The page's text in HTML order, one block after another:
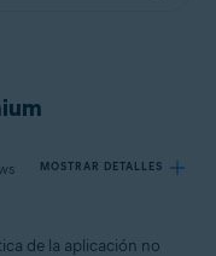
MOSTRAR DETALLES
de la aplicación no